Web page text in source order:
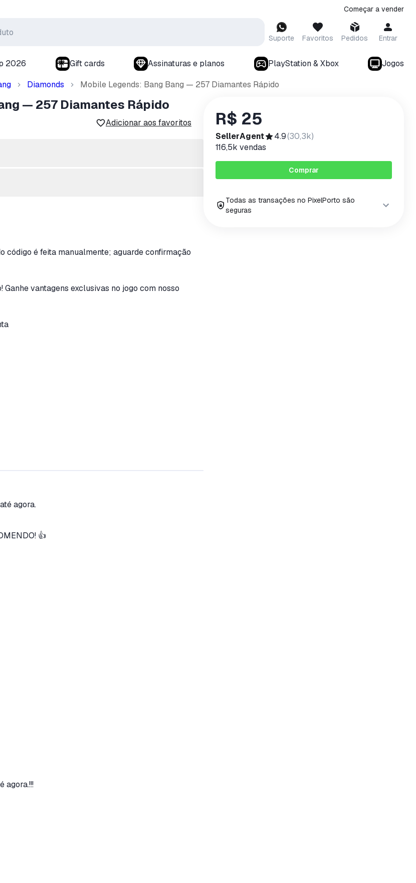
Começar a vender
Suporte Favoritos Pedidos Entrar
2026 Gift cards Assinaturas e planos PlayStation & Xbox
Jogos
Diamonds Mobile Legends: Bang Bang — 257 Diamantes Rápido
— 257 Diamantes Rápido
Adicionar aos favoritos
código é feita manualmente; aguarde confirmação
vantagens exclusivas no jogo com nosso
agora.
👍
agora.!!!
R$ 25
SellerAgent 4.9(30,3k)
116,5k vendas
Comprar
Todas as transações no PixelPorto são
seguras